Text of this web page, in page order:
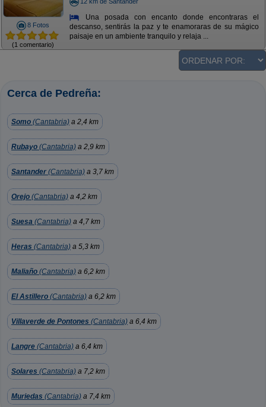
8 Fotos
(1 comentario)
Una posada con encanto donde encontraras el
descanso, sentirás la paz y te enamoraras de su mágico
paisaje en un ambiente tranquilo y relaja ...
Cerca de Pedreña:
Somo (Cantabria) a 2,4 km
Rubayo (Cantabria) a 2,9 km
Santander (Cantabria) a 3,7 km
Orejo (Cantabria) a 4,2 km
Suesa (Cantabria) a 4,7 km
Heras (Cantabria) a 5,3 km
Maliaño (Cantabria) a 6,2 km
El Astillero (Cantabria) a 6,2 km
Villaverde de Pontones (Cantabria) a 6,4 km
Langre (Cantabria) a 6,4 km
Solares (Cantabria) a 7,2 km
Muriedas (Cantabria) a 7,4 km